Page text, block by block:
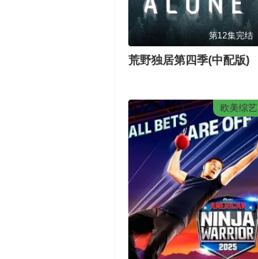
第12集完结
荒野独居第四季(中配版)
欧美综艺